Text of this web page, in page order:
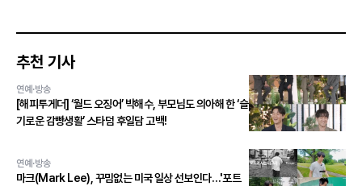
추천 기사
연예·방송
[해피투게더] ‘월드 오징어’ 박해수, 부모님도 의아해 한 ‘슬
기로운 감빵생활’ 스타덤 후일담 고백!
연예·방송
마크(Mark Lee), 꾸밈없는 미국 일상 선보인다…'포트